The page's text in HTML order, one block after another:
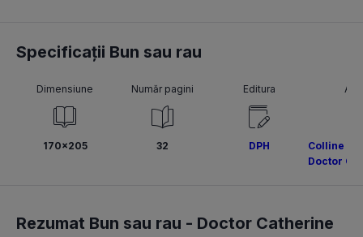
Specificații Bun sau rau
Dimensiune
170x205
Număr pagini
32
Editura
DPH
Colline
Doctor
Rezumat Bun sau rau - Doctor Catherine